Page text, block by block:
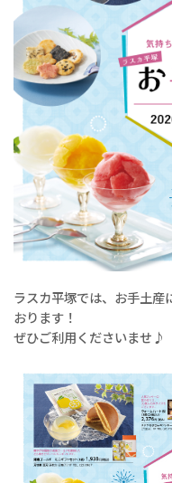
ラスカ平塚では、お手土産
おります！
ぜひご利用くださいませ♪